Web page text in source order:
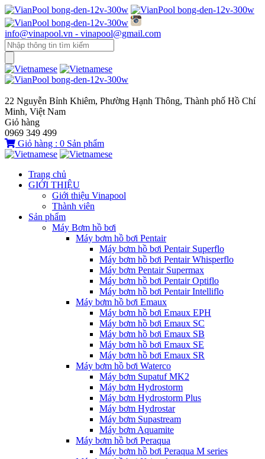
info@vinapool.vn - vinapool@gmail.com
22 Nguyễn Bỉnh Khiêm, Phường Hạnh Thông, Thành phố Hồ Chí
Minh, Việt Nam
Giỏ hàng
0969 349 499
Giỏ hàng : 0 Sản phẩm
Trang chủ
GIỚI THIỆU
Giới thiệu Vinapool
Thành viên
Sản phẩm
Máy Bơm hồ bơi
Máy bơm hồ bơi Pentair
Máy bơm hồ bơi Pentair Superflo
Máy bơm hồ bơi Pentair Whisperflo
Máy bơm Pentair Supermax
Máy bơm hồ bơi Pentair Optiflo
Máy bơm hồ bơi Pentair Intelliflo
Máy bơm hồ bơi Emaux
Máy bơm hồ bơi Emaux EPH
Máy bơm hồ bơi Emaux SC
Máy bơm hồ bơi Emaux SB
Máy bơm hồ bơi Emaux SE
Máy bơm hồ bơi Emaux SR
Máy bơm hồ bơi Waterco
Máy bơm Supatuf MK2
Máy bơm Hydrostorm
Máy bơm Hydrostorm Plus
Máy bơm Hydrostar
Máy bơm Supastream
Máy bơm Aquamite
Máy bơm hồ bơi Peraqua
Máy bơm hồ bơi Peraqua M series